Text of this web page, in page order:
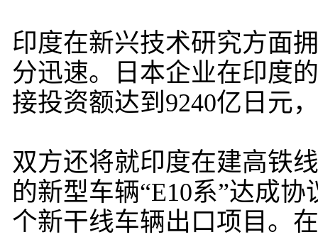
印度在新兴技术研究方面
分迅速。日本企业在印度
接投资额达到9240亿日元
双方还将就印度在建高铁
的新型车辆“E10系”达成
个新干线车辆出口项目。